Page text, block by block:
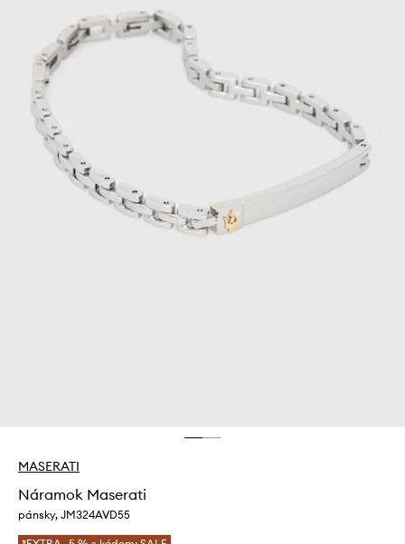
MASERATI
Náramok Maserati
pánsky, JM324AVD55